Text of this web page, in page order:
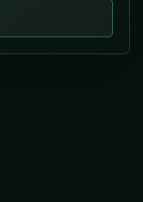
A级，并运用到日后